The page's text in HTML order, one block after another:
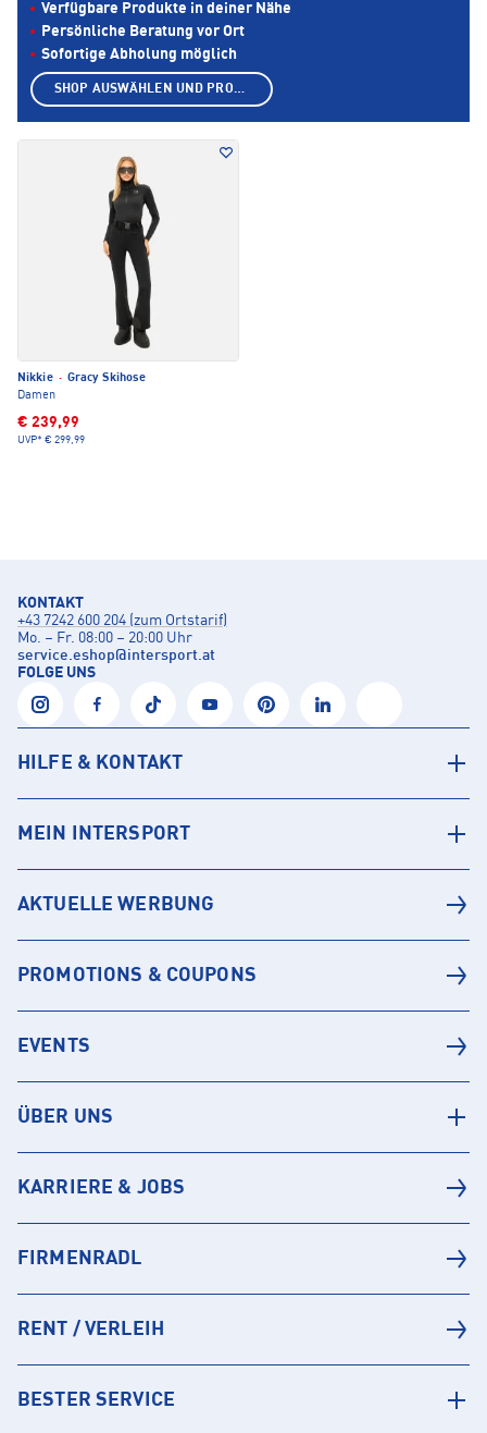
Nikkie · Gracy Skihose
Damen
€ 239,99
UVP* € 299,99
Verfügbare Produkte in deiner Nähe
Persönliche Beratung vor Ort
Sofortige Abholung möglich
SHOP AUSWÄHLEN UND PRODUKTE ANZEIGEN
KONTAKT
+43 7242 600 204 (zum Ortstarif)
Mo. – Fr. 08:00 – 20:00 Uhr
service.eshop@intersport.at
FOLGE UNS
HILFE & KONTAKT
MEIN INTERSPORT
AKTUELLE WERBUNG
PROMOTIONS & COUPONS
EVENTS
ÜBER UNS
KARRIERE & JOBS
FIRMENRADL
RENT / VERLEIH
BESTER SERVICE